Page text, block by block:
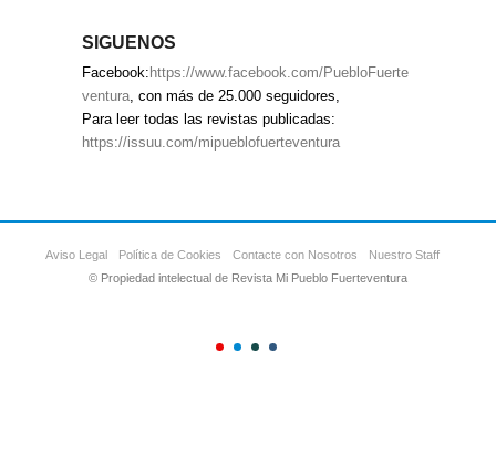
SIGUENOS
Facebook: https://www.facebook.com/PuebloFuerte
ventura, con más de 25.000 seguidores,
Para leer todas las revistas publicadas:
https://issuu.com/mipueblofuerteventura
Aviso Legal Política de Cookies Contacte con Nosotros
Nuestro Staff
© Propiedad intelectual de Revista Mi Pueblo Fuerteventura